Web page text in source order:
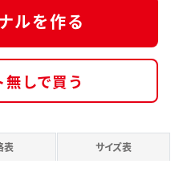
ルを作る
無しで買う
表 サイズ表